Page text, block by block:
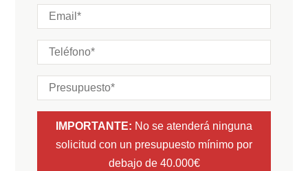
IMPORTANTE: No se atenderá ninguna
solicitud con un presupuesto mínimo por
debajo de 40.000€